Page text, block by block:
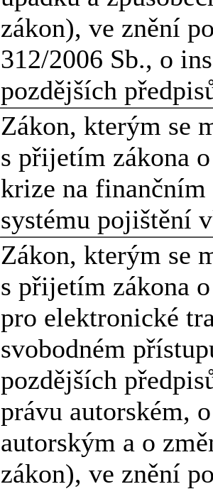
zákon), ve znění
312/2006 Sb., o
pozdějších
Zákon, kterým se
s přijetím zákona
krize na
systému pojištění
Zákon, kterým se
s přijetím zákona
pro elektronické
svobodném
pozdějších
právu autorském,
autorským a o
zákon), ve znění